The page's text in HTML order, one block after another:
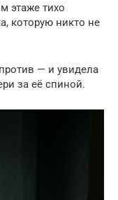
этаже тихо
которую никто не
— и увидела
за её спиной.